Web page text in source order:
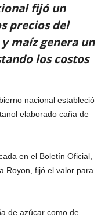
fijó un
precios del
maíz genera un
los costos
nacional estableció
elaborado caña de
en el Boletín Oficial,
Royon, fijó el valor para
de azúcar como de